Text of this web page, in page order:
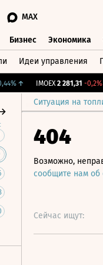
MAX
Бизнес Экономика
Идеи управления
↑ IMOEX 2 281,31 -0,2%↓
Ситуация на
404
Возможно,
сообщите нам об
Сейчас ищут: